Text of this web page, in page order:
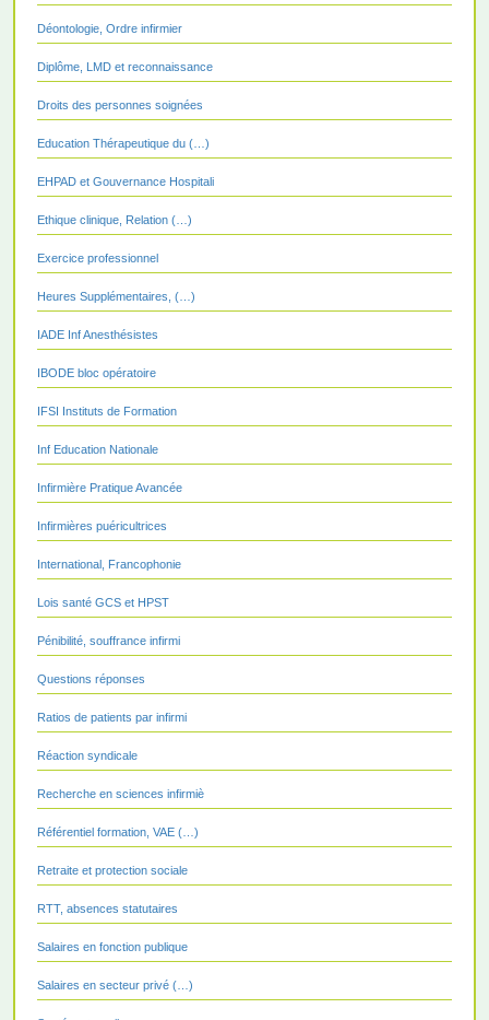
Déontologie, Ordre infirmier
Diplôme, LMD et reconnaissance
Droits des personnes soignées
Education Thérapeutique du (…)
EHPAD et Gouvernance Hospitali
Ethique clinique, Relation (…)
Exercice professionnel
Heures Supplémentaires, (…)
IADE Inf Anesthésistes
IBODE bloc opératoire
IFSI Instituts de Formation
Inf Education Nationale
Infirmière Pratique Avancée
Infirmières puéricultrices
International, Francophonie
Lois santé GCS et HPST
Pénibilité, souffrance infirmi
Questions réponses
Ratios de patients par infirmi
Réaction syndicale
Recherche en sciences infirmiè
Référentiel formation, VAE (…)
Retraite et protection sociale
RTT, absences statutaires
Salaires en fonction publique
Salaires en secteur privé (…)